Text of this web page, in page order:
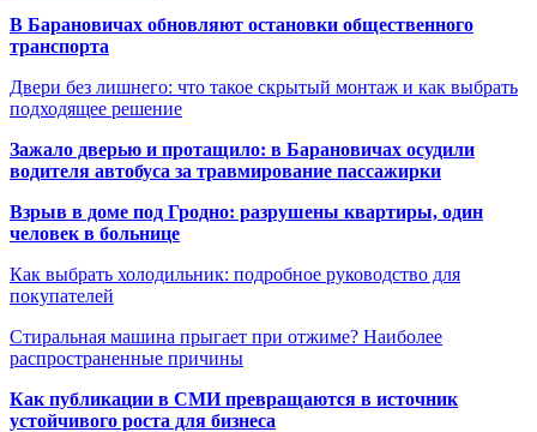
В Барановичах обновляют остановки общественного
транспорта
Двери без лишнего: что такое скрытый монтаж и как выбрать
подходящее решение
Зажало дверью и протащило: в Барановичах осудили
водителя автобуса за травмирование пассажирки
Взрыв в доме под Гродно: разрушены квартиры, один
человек в больнице
Как выбрать холодильник: подробное руководство для
покупателей
Стиральная машина прыгает при отжиме? Наиболее
распространенные причины
Как публикации в СМИ превращаются в источник
устойчивого роста для бизнеса